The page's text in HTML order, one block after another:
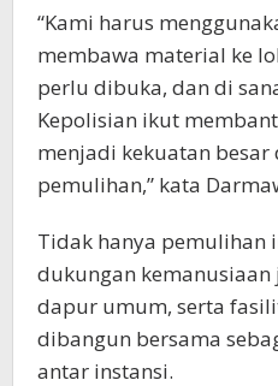
“Kami harus
membawa material ke
perlu dibuka, dan di
Kepolisian ikut
menjadi kekuatan
pemulihan,” kata
Tidak hanya pemulihan
dukungan kemanusiaan
dapur umum, serta
dibangun bersama
antar instansi.